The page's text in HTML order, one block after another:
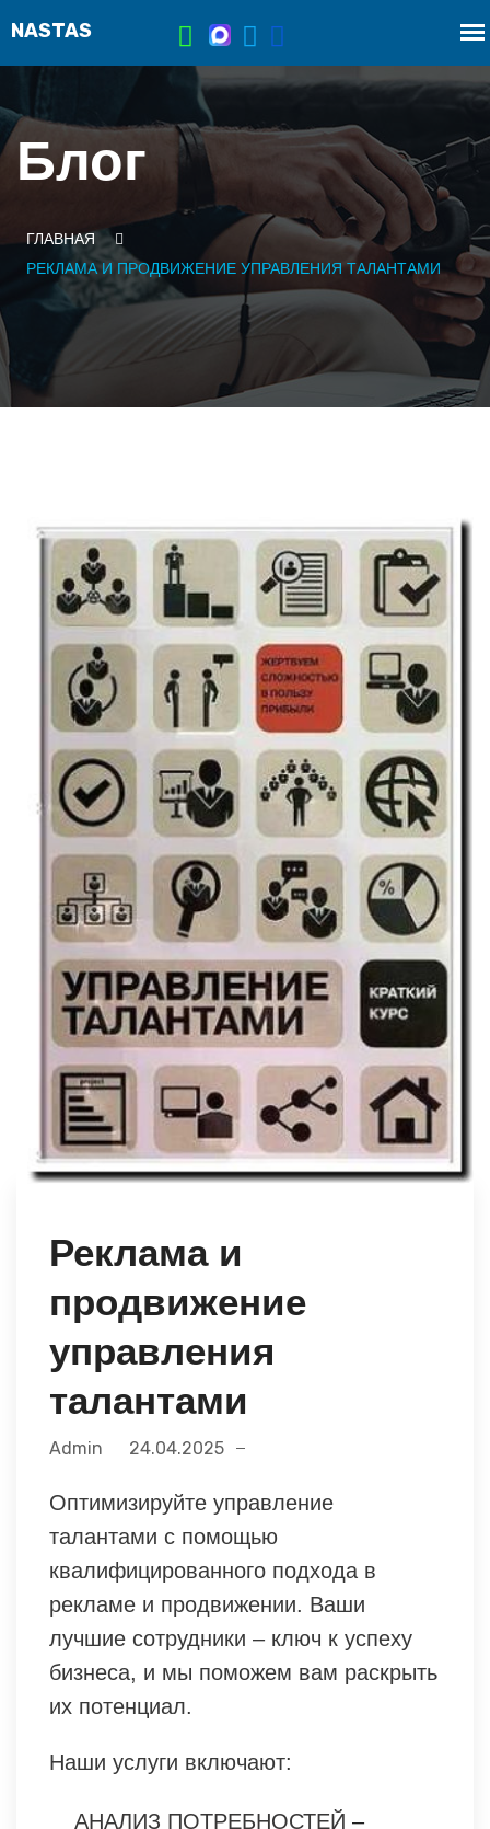
Блог
ГЛАВНАЯ
РЕКЛАМА И ПРОДВИЖЕНИЕ УПРАВЛЕНИЯ ТАЛАНТАМИ
Реклама и
продвижение
управления
талантами
Admin 24.04.2025
Оптимизируйте управление
талантами с помощью
квалифицированного подхода в
рекламе и продвижении. Ваши
лучшие сотрудники – ключ к успеху
бизнеса, и мы поможем вам раскрыть
их потенциал.
Наши услуги включают:
АНАЛИЗ ПОТРЕБНОСТЕЙ –